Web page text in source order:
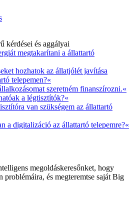
kérdései és aggályai
megtakarítani a állattartó
hozhatok az állatjólét javítása
telepemen?«
szeretném finanszírozni.«
a légtisztítók?«
van szükségem az állattartó
a digitalizáció az állattartó telepemre?«
megoldáskeresőnket, hogy
problémáira, és megteremtse saját Big